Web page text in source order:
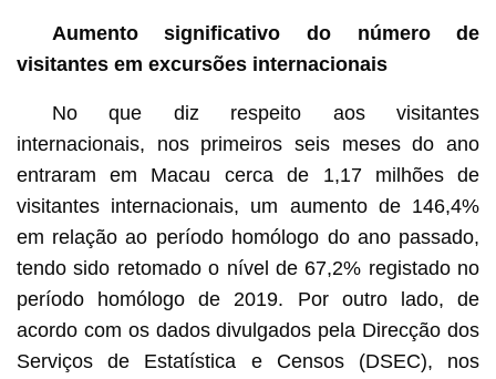
Aumento significativo do número de
visitantes em excursões internacionais
No que diz respeito aos visitantes
internacionais, nos primeiros seis meses do ano
entraram em Macau cerca de 1,17 milhões de
visitantes internacionais, um aumento de 146,4%
em relação ao período homólogo do ano passado,
tendo sido retomado o nível de 67,2% registado no
período homólogo de 2019. Por outro lado, de
acordo com os dados divulgados pela Direcção dos
Serviços de Estatística e Censos (DSEC), nos